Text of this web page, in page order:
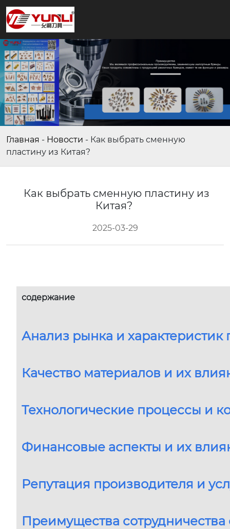
Главная - Новости - Как выбрать сменную
пластину из Китая?
Как выбрать сменную пластину из
Китая?
2025-03-29
содержание
Анализ рынка и характеристик
Качество материалов и их
Технологические процессы и
Финансовые аспекты и их
Репутация производителя и
Преимущества